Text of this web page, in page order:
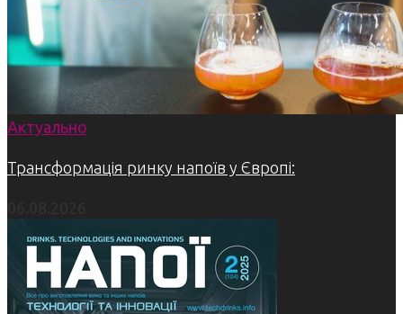
Актуально
Трансформація ринку напоїв у Європі: